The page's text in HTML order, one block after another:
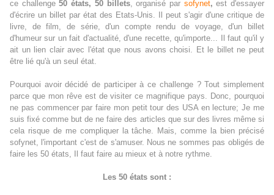
ce challenge50 états, 50 billets, organisé par sofynet, est d'essayer
d'écrire un billet par état des Etats-Unis. Il peut s'agir d'une critique de
livre, de film, de série, d'un compte rendu de voyage, d'un billet
d'humeur sur un fait d'actualité, d'une recette, qu'importe... Il faut qu'il y
ait un lien clair avec l'état que nous avons choisi. Et le billet ne peut
être lié qu'à un seul état.
Pourquoi avoir décidé de participer à ce challenge ? Tout simplement
parce que mon rêve est de visiter ce magnifique pays. Donc, pourquoi
ne pas commencer par faire mon petit tour des USA en lecture; Je me
suis fixé comme but de ne faire des articles que sur des livres même si
cela risque de me compliquer la tâche. Mais, comme la bien précisé
sofynet, l'important c'est de s'amuser. Nous ne sommes pas obligés de
faire les 50 états, Il faut faire au mieux et à notre rythme.
Les 50 états sont :